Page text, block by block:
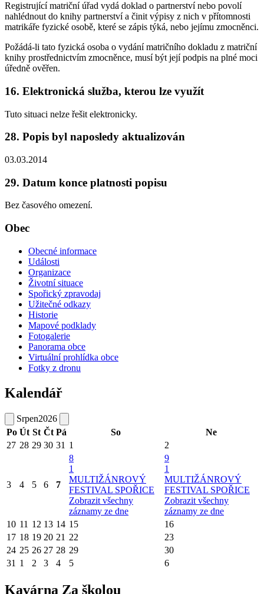
Registrující matriční úřad vydá doklad o partnerství nebo povolí
nahlédnout do knihy partnerství a činit výpisy z nich v přítomnosti
matrikáře fyzické osobě, které se zápis týká, nebo jejímu zmocněnci.
Požádá-li tato fyzická osoba o vydání matričního dokladu z matriční
knihy prostřednictvím zmocněnce, musí být její podpis na plné moci
úředně ověřen.
16. Elektronická služba, kterou lze využít
Tuto situaci nelze řešit elektronicky.
28. Popis byl naposledy aktualizován
03.03.2014
29. Datum konce platnosti popisu
Bez časového omezení.
Obec
Obecné informace
Události
Organizace
Životní situace
Spořický zpravodaj
Užitečné odkazy
Historie
Mapové podklady
Fotogalerie
Panorama obce
Virtuální prohlídka obce
Fotky z dronu
Kalendář
Srpen2026
Po Út St Čt Pá So
Ne
27 28 29 30 31 1 2
3 4 5 6 7
8
1
MULTIŽÁNROVÝ
FESTIVAL SPOŘICE
Zobrazit všechny
záznamy ze dne
9
1
MULTIŽÁNROVÝ
FESTIVAL SPOŘICE
Zobrazit všechny
záznamy ze dne
10 11 12 13 14 15
16
17 18 19 20 21 22
23
24 25 26 27 28 29
30
31 1 2 3 4 5 6
Kavárna Za školou